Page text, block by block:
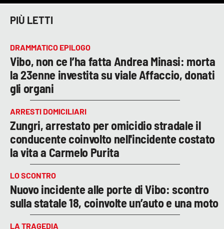
PIÙ LETTI
DRAMMATICO EPILOGO
Vibo, non ce l’ha fatta Andrea Minasi: morta
la 23enne investita su viale Affaccio, donati
gli organi
ARRESTI DOMICILIARI
Zungri, arrestato per omicidio stradale il
conducente coinvolto nell'incidente costato
la vita a Carmelo Purita
LO SCONTRO
Nuovo incidente alle porte di Vibo: scontro
sulla statale 18, coinvolte un’auto e una moto
LA TRAGEDIA